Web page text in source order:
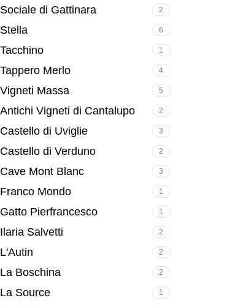
Sociale di Gattinara 2
Stella 6
Tacchino 1
Tappero Merlo 4
Vigneti Massa 5
Antichi Vigneti di Cantalupo 2
Castello di Uviglie 3
Castello di Verduno 2
Cave Mont Blanc 3
Franco Mondo 1
Gatto Pierfrancesco 1
Ilaria Salvetti 2
L'Autin 2
La Boschina 2
La Source 1